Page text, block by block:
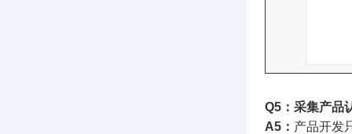
Q5：采集产品
A5： 产品开发